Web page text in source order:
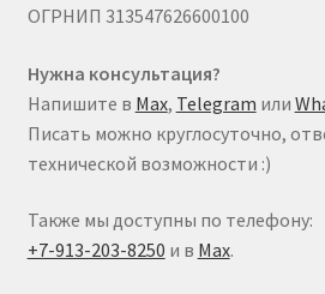
ОГРНИП 313547626600100
Нужна консультация?
Напишите в Max, Telegram или
Писать можно круглосуточно,
технической возможности :)
Также мы доступны по телефону:
+7-913-203-8250 и в Max.